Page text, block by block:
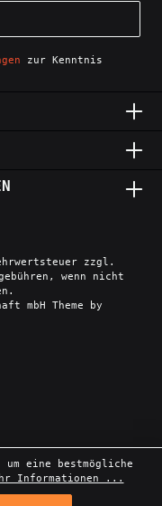
zur Kenntnis
zzgl.
wenn nicht
mbH Theme by
um eine bestmögliche
Informationen ...